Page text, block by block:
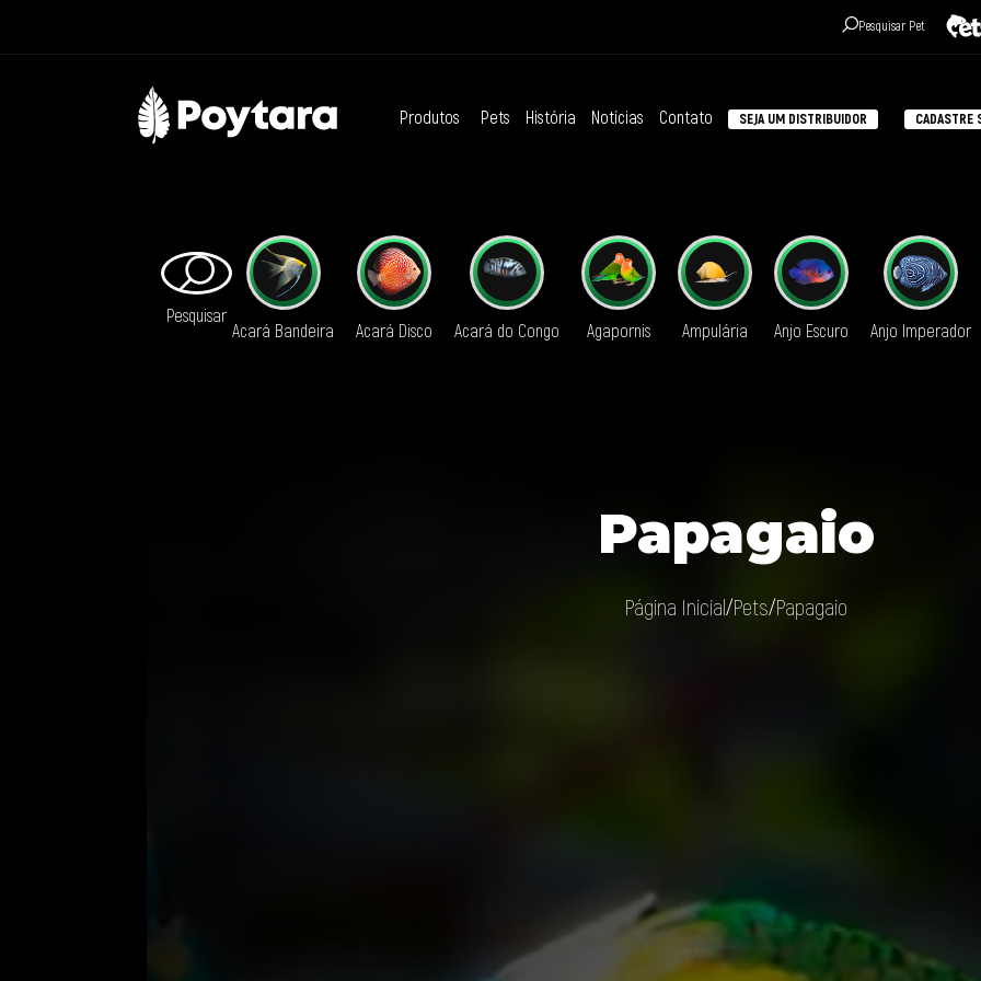
Pesquisar Pet
Produtos Pets História Notícias Contato SEJA UM DISTRIBUIDOR CADASTRE
Papagaio
Página Inicial/Pets/Papagaio
Pesquisar
Acará Bandeira Acará Disco Acará do Congo Agapornis Ampulária Anjo Escuro Anjo Imperador